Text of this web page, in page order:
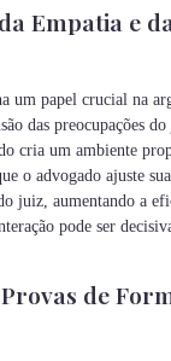
Empatia e
um papel crucial na
das preocupações
cria um ambiente
o advogado ajuste
juiz, aumentando a
pode ser
de